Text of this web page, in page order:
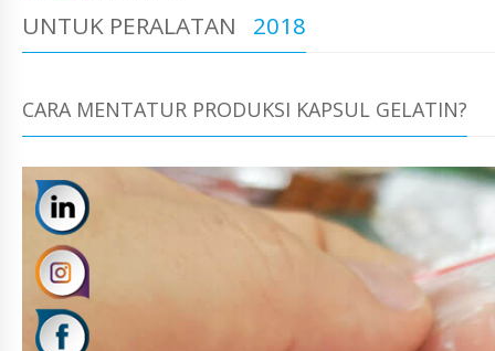
UNTUK PERALATAN 2018
CARA MENTATUR PRODUKSI KAPSUL GELATIN?